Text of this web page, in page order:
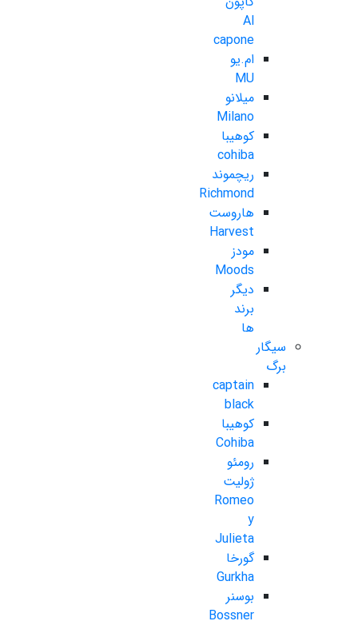
Al
capone
ام.یو
MU
میلانو
Milano
کوهیبا
cohiba
ریچموند
Richmond
هاروست
Harvest
مودز
Moods
دیگر
برند
ها
سیگار
برگ
captain
black
کوهیبا
Cohiba
رومئو
ژولیت
Romeo
y
Julieta
گورخا
Gurkha
بوسنر
Bossner